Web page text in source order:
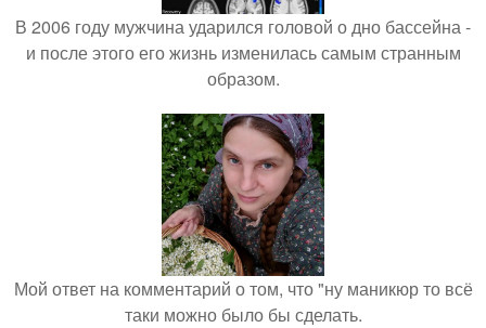
В 2006 году мужчина ударился головой о дно бассейна -
и после этого его жизнь изменилась самым странным
образом.
Мой ответ на комментарий о том, что "ну маникюр то всё
таки можно было бы сделать.